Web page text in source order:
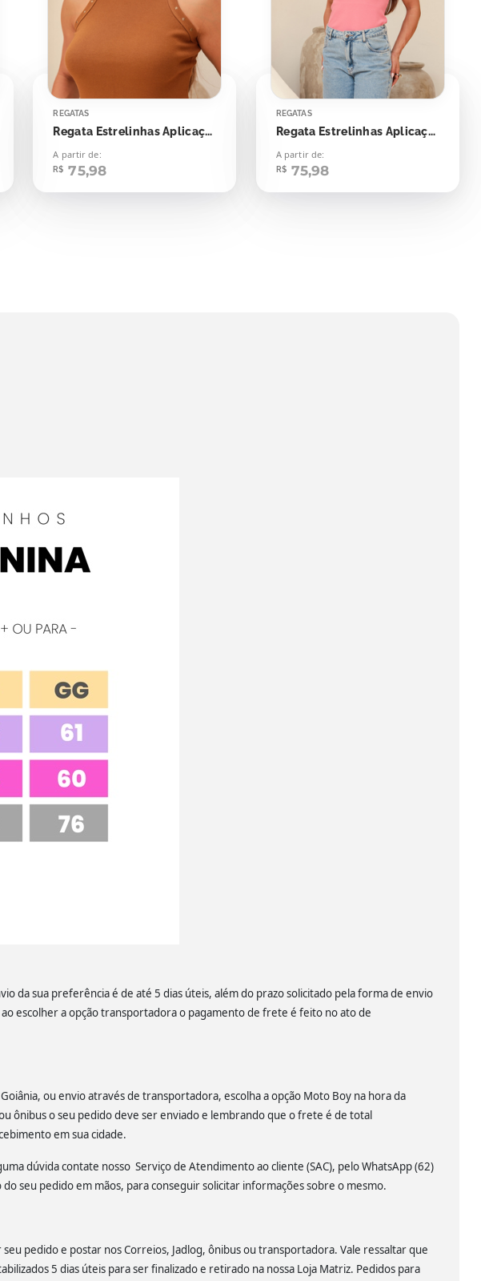
REGATAS
Regata Estrelinhas Aplicação
A partir de:
R$ 75,98
REGATAS
Regata Estrelinhas Aplicação
A partir de:
R$ 75,98
da sua preferência é de até 5 dias úteis, além do prazo solicitado pela forma de envio
escolher a opção transportadora o pagamento de frete é feito no ato de
ou envio através de transportadora, escolha a opção Moto Boy na hora da
ônibus o seu pedido deve ser enviado e lembrando que o frete é de total
em sua cidade.
dúvida contate nosso Serviço de Atendimento ao cliente (SAC), pelo WhatsApp (62)
seu pedido em mãos, para conseguir solicitar informações sobre o mesmo.
pedido e postar nos Correios, Jadlog, ônibus ou transportadora. Vale ressaltar que
5 dias úteis para ser finalizado e retirado na nossa Loja Matriz. Pedidos para